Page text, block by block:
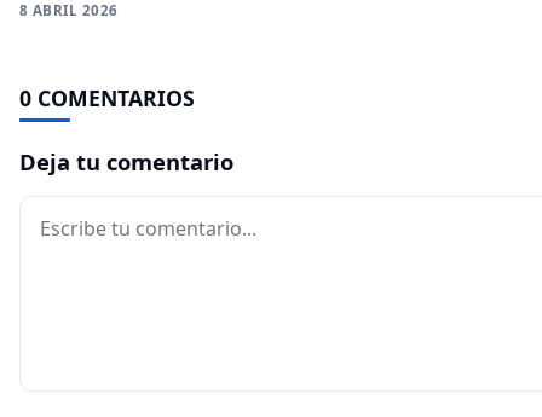
8 ABRIL 2026
0 COMENTARIOS
Deja tu comentario
Comentario